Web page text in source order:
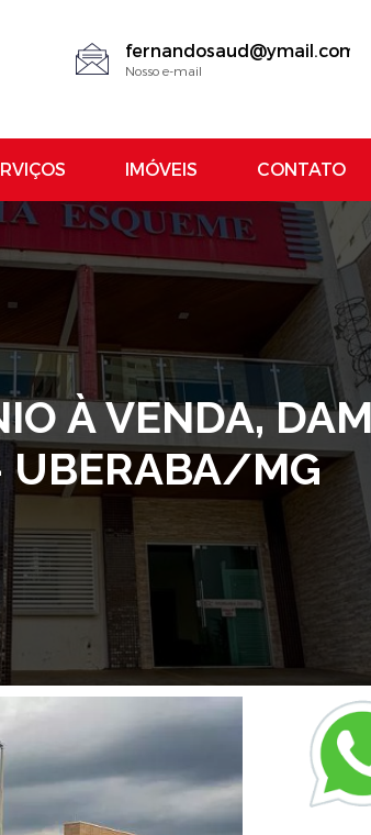
fernandosaud@ymail.com
Nosso e-mail
IMÓVEIS CONTATO
À VENDA,
UBERABA/MG